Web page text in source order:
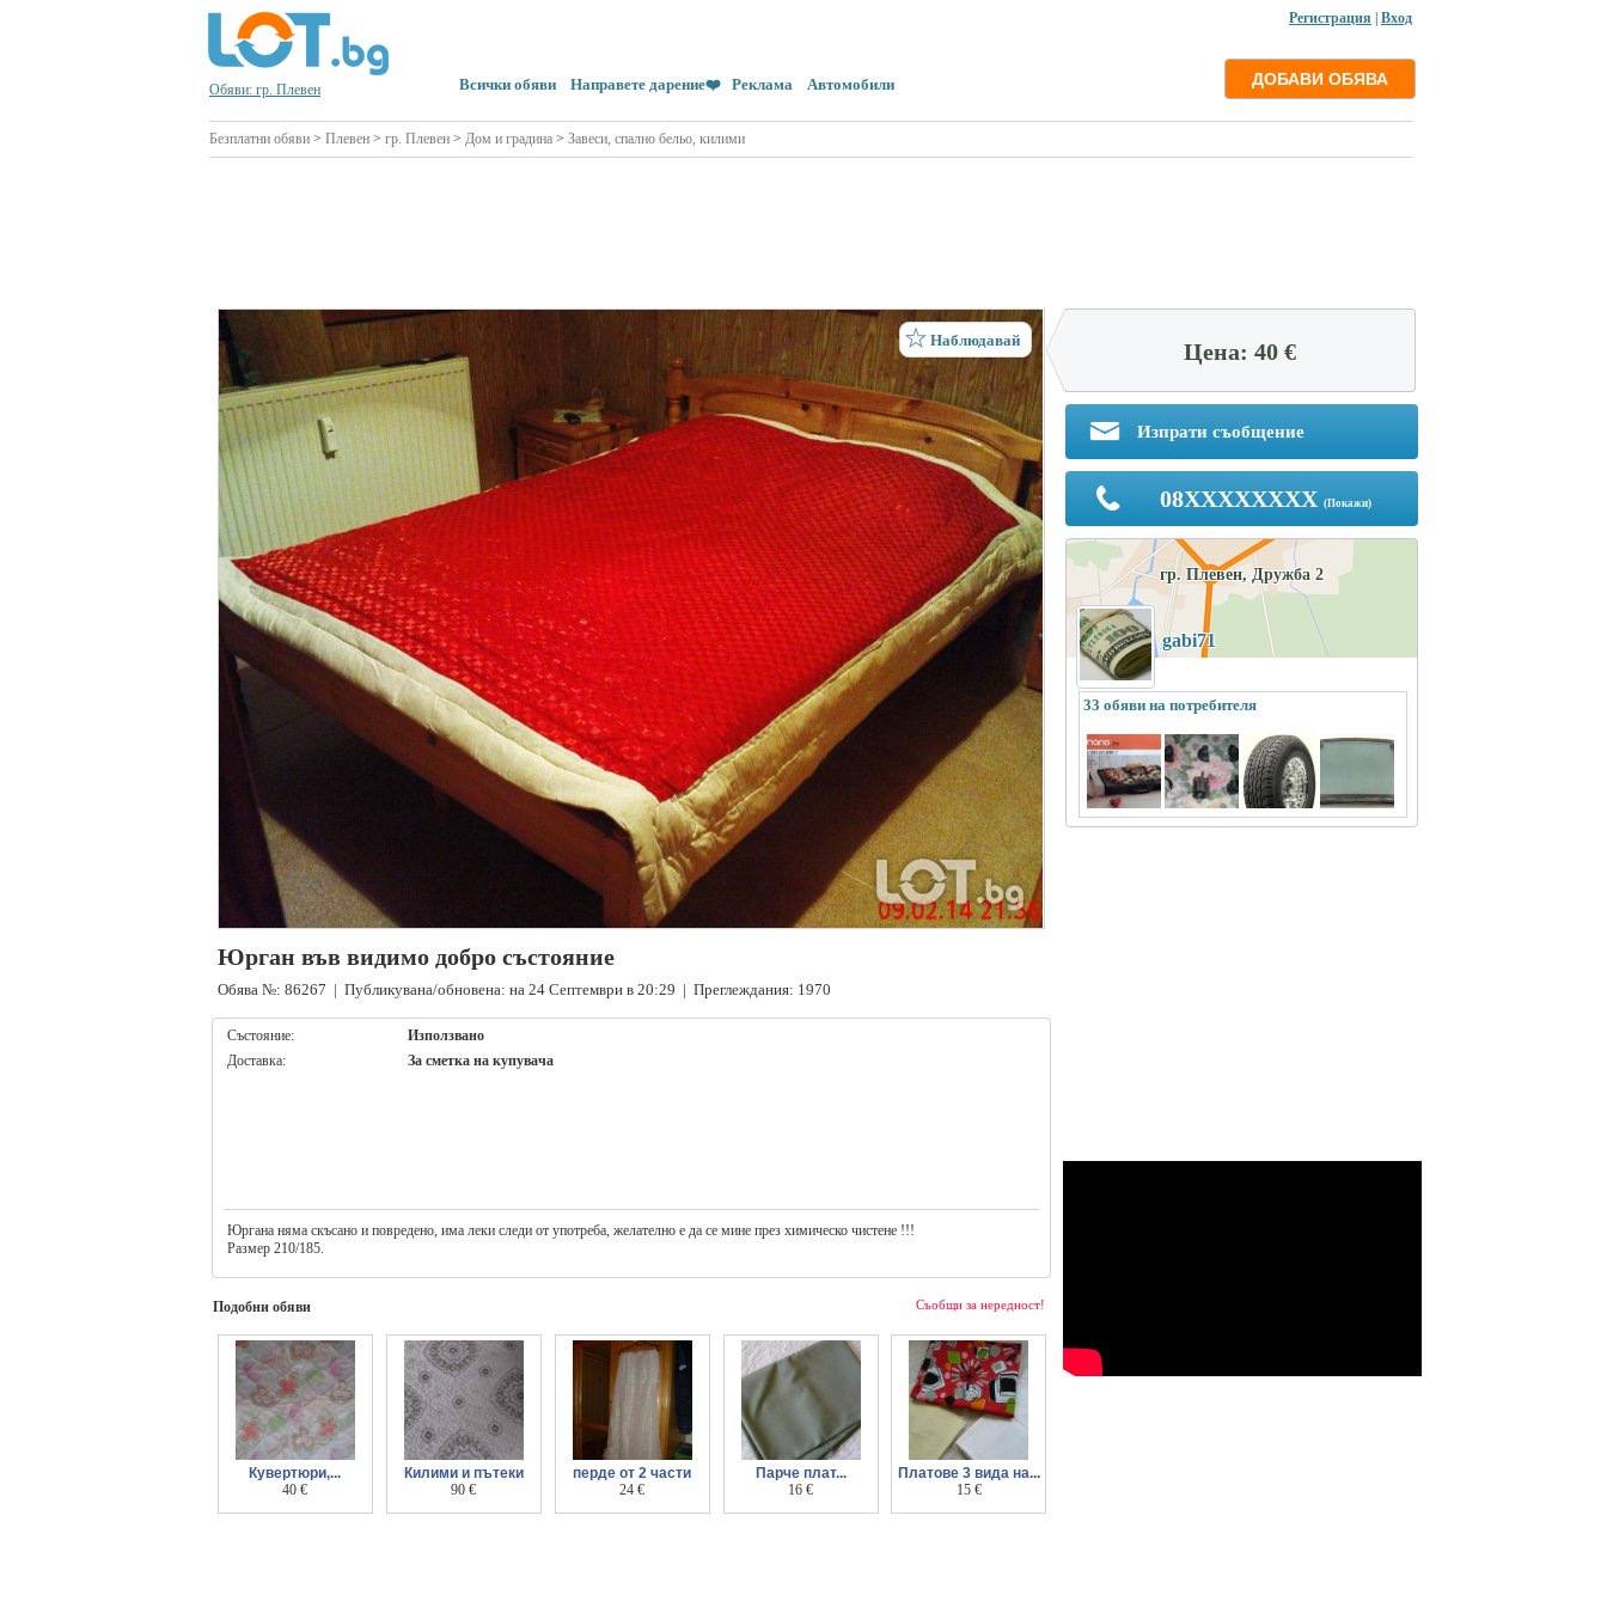
Регистрация Вход
Обяви: гр. Плевен Всички обяви Направете дарение❤️ Реклама Автомобили
Безплатни обяви > Плевен > гр. Плевен > Дом и градина > Завеси, спално бельо, килими
Наблюдавай
Юрган във видимо добро състояние
Обява №: 86267 | Публикувана/обновена: на 24 Септември в 20:29 | Преглеждания: 1970
Състояние:
Използвано
Доставка:
За сметка на купувача
Юргана няма скъсано и повредено, има леки следи от употреба, желателно е да се мине през химическо чистене !!!
Размер 210/185.
Съобщи за нередност!
Подобни обяви
Кувертюри,...
шалтета, покривала
40 €
Килими и пътеки
90 €
перде от 2 части
24 €
Парче плат...
Габардин - 160х154
16 €
Платове 3 вида на...
парчета - басма и
15 €
Цена: 40 €
Изпрати съобщение
08XXXXXXXX (Покажи)
гр. Плевен, Дружба 2
gabi71
33 обяви на потребителя